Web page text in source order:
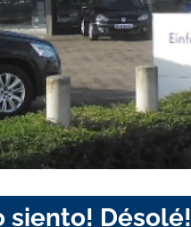
siento! Désolé!